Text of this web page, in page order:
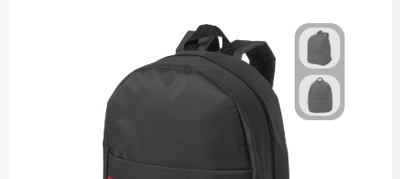
Persoonlijke verzorging
Zonnebrillen